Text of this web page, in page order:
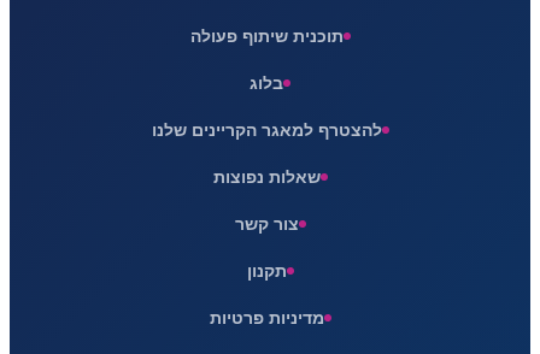
תוכנית שיתוף פעולה
בלוג
להצטרף למאגר הקריינים שלנו
שאלות נפוצות
צור קשר
תקנון
מדיניות פרטיות